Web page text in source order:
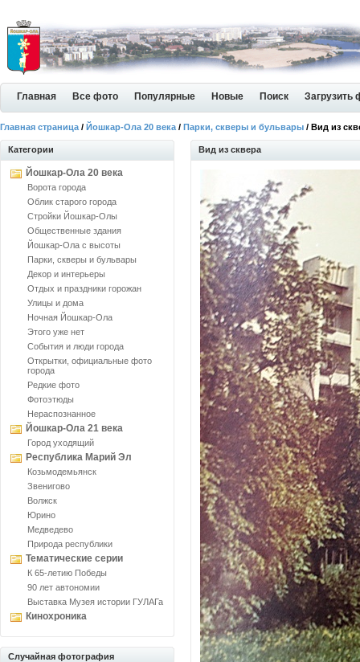
Главная Все фото Популярные Новые Поиск Загрузить
Главная страница / Йошкар-Ола 20 века / Парки, скверы и бульвары / Вид из
Категории
Йошкар-Ола 20 века
Ворота города
Облик старого города
Стройки Йошкар-Олы
Общественные здания
Йошкар-Ола с высоты
Парки, скверы и бульвары
Декор и интерьеры
Отдых и праздники горожан
Улицы и дома
Ночная Йошкар-Ола
Этого уже нет
События и люди города
Открытки, официальные фото
города
Редкие фото
Фотоэтюды
Нераспознанное
Йошкар-Ола 21 века
Город уходящий
Республика Марий Эл
Козьмодемьянск
Звенигово
Волжск
Юрино
Медведево
Природа республики
Тематические серии
К 65-летию Победы
90 лет автономии
Выставка Музея истории ГУЛАГа
Кинохроника
Случайная фотография
Вид из сквера